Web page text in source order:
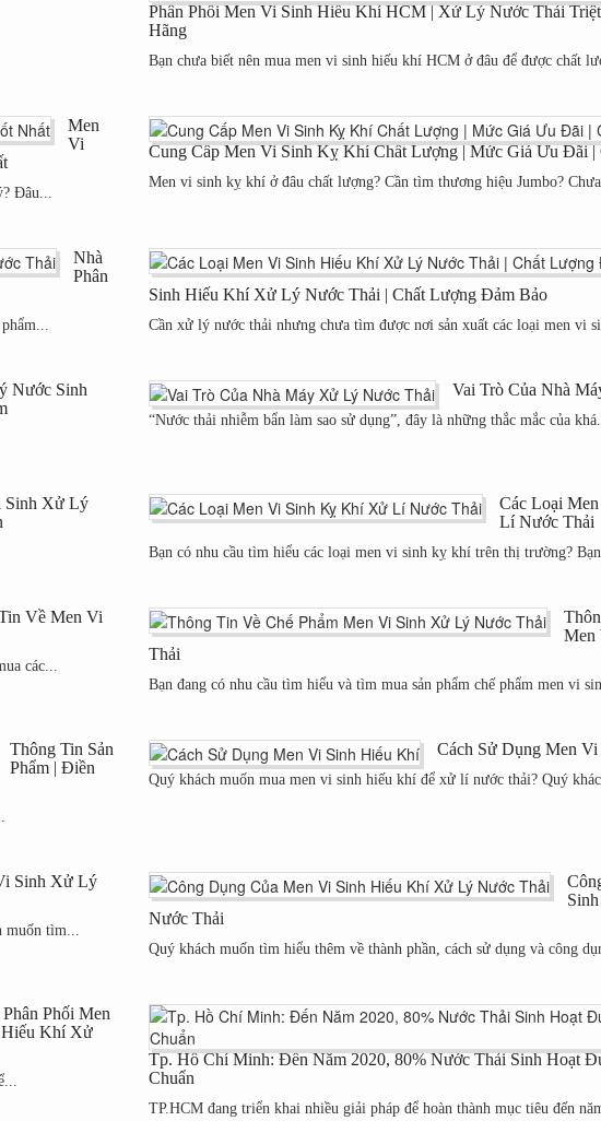
Phân Phối Men Vi Sinh Hiếu Khí HCM | Xử Lý Nước Thải
Hãng
Bạn chưa biết nên mua men vi sinh hiếu khí HCM ở đâu để được chất
Men
Vi
Đâu...
Cung Cấp Men Vi Sinh Kỵ Khí Chất Lượng | Mức Giá Ưu Đãi
Men vi sinh kỵ khí ở đâu chất lượng? Cần tìm thương hiệu Jumbo? Chưa
Nhà
Phân
Sinh Hiếu Khí Xử Lý Nước Thải | Chất Lượng Đảm Bảo
Cần xử lý nước thải nhưng chưa tìm được nơi sản xuất các loại men vi
Nước Sinh
Vai Trò Của Nhà
“Nước thải nhiễm bẩn làm sao sử dụng”, đây là những thắc mắc của khá...
Sinh Xử Lý
Các Loại
Lí Nước Thải
Bạn có nhu cầu tìm hiểu các loại men vi sinh kỵ khí trên thị trường? Bạn
Về Men Vi
các...
Men
Thải
Bạn đang có nhu cầu tìm hiểu và tìm mua sản phẩm chế phẩm men vi
Thông Tin Sản
Phẩm | Điền
Cách Sử Dụng Men
Quý khách muốn mua men vi sinh hiếu khí để xử lí nước thải? Quý
Sinh Xử Lý
tìm...
Nước Thải
Quý khách muốn tìm hiểu thêm về thành phần, cách sử dụng và công
Phối Men
Khí Xử
Tp. Hồ Chí Minh: Đến Năm 2020, 80% Nước Thải Sinh Hoạt
Chuẩn
TP.HCM đang triển khai nhiều giải pháp để hoàn thành mục tiêu đến